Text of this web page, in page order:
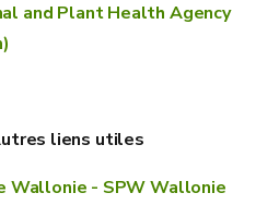
and Plant Health Agency
liens utiles
Wallonie - SPW Wallonie